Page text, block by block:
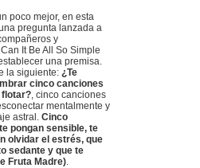
poco mejor, en esta
pregunta lanzada a
y
It Be All So Simple
una premisa.
la siguiente: ¿Te
cinco canciones
flotar?, cinco canciones
mentalmente y
astral. Cinco
pongan sensible, te
olvidar el estrés, que
sedante y que te
Fruta Madre).